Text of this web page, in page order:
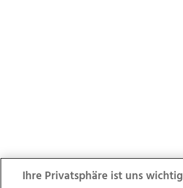
Ihre Privatsphäre ist uns wichtig